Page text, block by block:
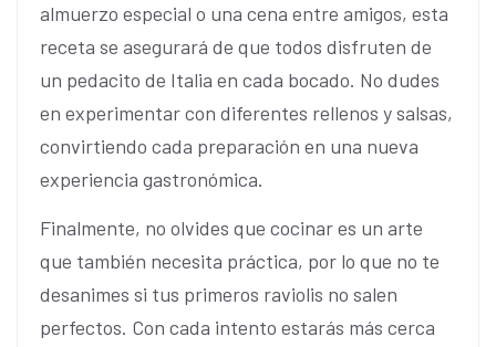
almuerzo especial o una cena entre amigos, esta
receta se asegurará de que todos disfruten de
un pedacito de Italia en cada bocado. No dudes
en experimentar con diferentes rellenos y salsas,
convirtiendo cada preparación en una nueva
experiencia gastronómica.
Finalmente, no olvides que cocinar es un arte
que también necesita práctica, por lo que no te
desanimes si tus primeros raviolis no salen
perfectos. Con cada intento estarás más cerca